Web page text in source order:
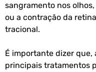
sangramento nos
ou a contração da
tracional.
É importante dizer que,
principais tratamentos